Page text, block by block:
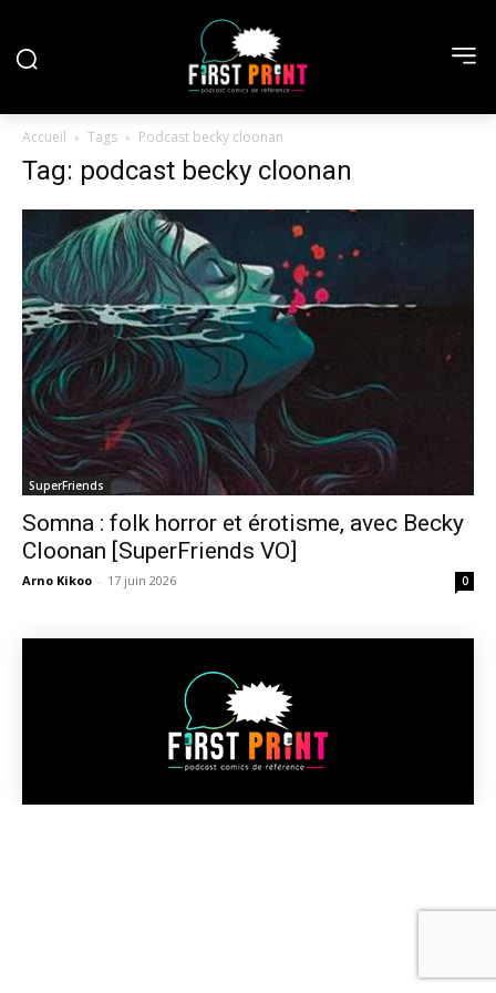
Accueil Tags Podcast becky cloonan
Tag: podcast becky cloonan
SuperFriends
Somna : folk horror et érotisme, avec Becky
Cloonan [SuperFriends VO]
Arno Kikoo - 17 juin 2026 0